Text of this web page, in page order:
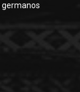
germanos